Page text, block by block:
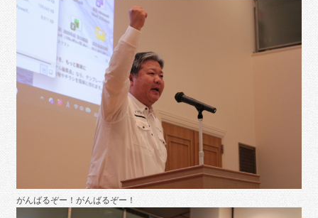
がんばるぞー！がんばるぞー！